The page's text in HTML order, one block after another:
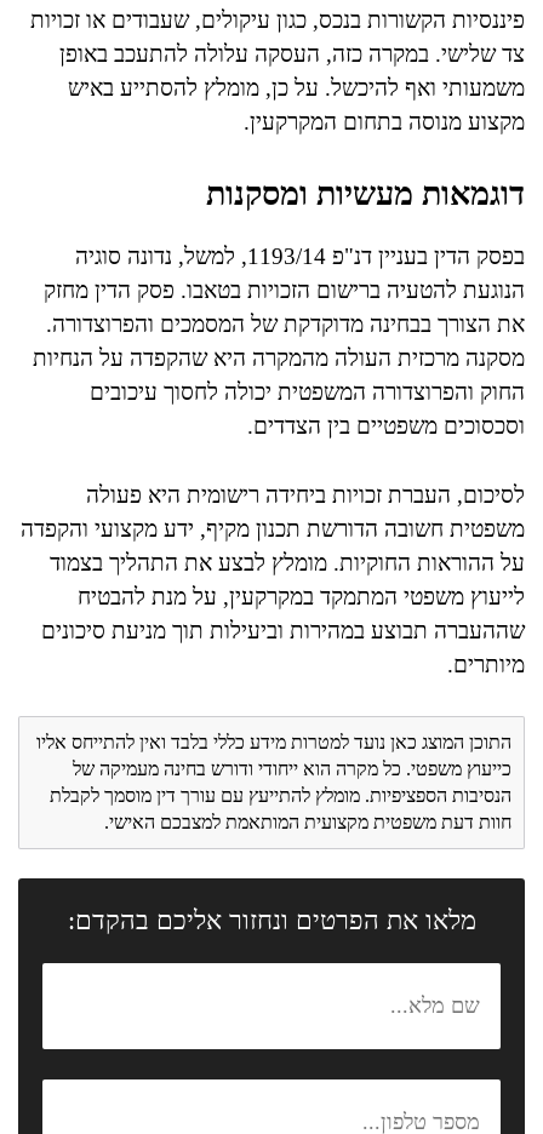
פיננסיות הקשורות בנכס, כגון עיקולים, שעבודים או זכויות
צד שלישי. במקרה כזה, העסקה עלולה להתעכב באופן
משמעותי ואף להיכשל. על כן, מומלץ להסתייע באיש
מקצוע מנוסה בתחום המקרקעין.
דוגמאות מעשיות ומסקנות
בפסק הדין בעניין דנ"פ 1193/14, למשל, נדונה סוגיה
הנוגעת להטעיה ברישום הזכויות בטאבו. פסק הדין מחזק
את הצורך בבחינה מדוקדקת של המסמכים והפרוצדורה.
מסקנה מרכזית העולה מהמקרה היא שהקפדה על הנחיות
החוק והפרוצדורה המשפטית יכולה לחסוך עיכובים
וסכסוכים משפטיים בין הצדדים.
לסיכום, העברת זכויות ביחידה רישומית היא פעולה
משפטית חשובה הדורשת תכנון מקיף, ידע מקצועי והקפדה
על ההוראות החוקיות. מומלץ לבצע את התהליך בצמוד
לייעוץ משפטי המתמקד במקרקעין, על מנת להבטיח
שההעברה תבוצע במהירות וביעילות תוך מניעת סיכונים
מיותרים.
התוכן המוצג כאן נועד למטרות מידע כללי בלבד ואין להתייחס אליו
כייעוץ משפטי. כל מקרה הוא ייחודי ודורש בחינה מעמיקה של
הנסיבות הספציפיות. מומלץ להתייעץ עם עורך דין מוסמך לקבלת
חוות דעת משפטית מקצועית המותאמת למצבכם האישי.
מלאו את הפרטים ונחזור אליכם בהקדם: